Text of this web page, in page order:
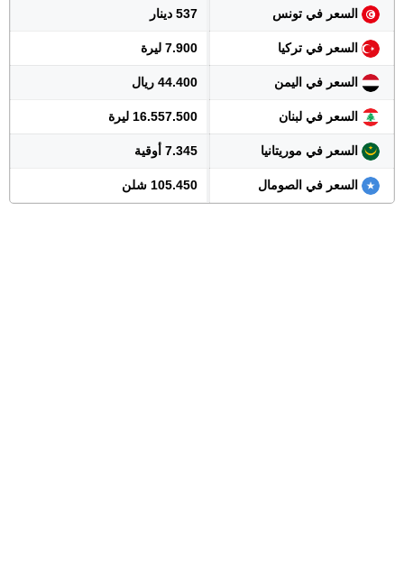
السعر في تونس 537 دينار
السعر في تركيا 7.900 ليرة
السعر في اليمن 44.400 ريال
السعر في لبنان 16.557.500 ليرة
السعر في موريتانيا 7.345 أوقية
السعر في الصومال 105.450 شلن